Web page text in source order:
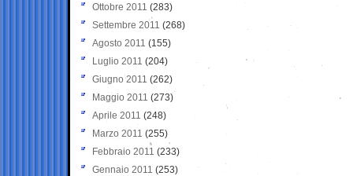
Ottobre 2011 (283)
Settembre 2011 (268)
Agosto 2011 (155)
Luglio 2011 (204)
Giugno 2011 (262)
Maggio 2011 (273)
Aprile 2011 (248)
Marzo 2011 (255)
Febbraio 2011 (233)
Gennaio 2011 (253)